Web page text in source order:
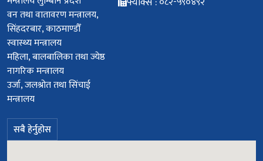
वन तथा वातावरण मन्त्रालय,
सिंहदरबार, काठमाण्डौँ
स्वास्थ्य मन्त्रालय
महिला, बालबालिका तथा ज्येष्ठ
नागरिक मन्त्रालय
उर्जा, जलश्रोत तथा सिंचाई
मन्त्रालय
सबै हेर्नुहोस